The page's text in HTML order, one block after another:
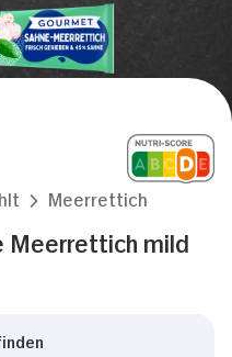
Meerrettich
Meerrettich mild